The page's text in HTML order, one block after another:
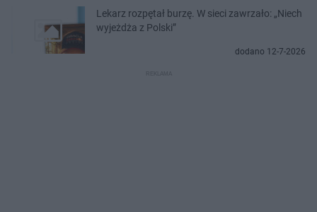
Lekarz rozpętał burzę. W sieci zawrzało: „Niech
wyjeżdża z Polski”
dodano 12-7-2026